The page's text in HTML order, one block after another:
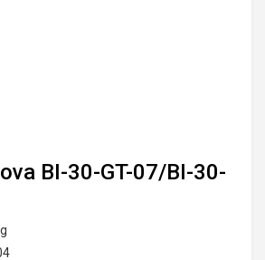
BI-30-GT-07/BI-30-